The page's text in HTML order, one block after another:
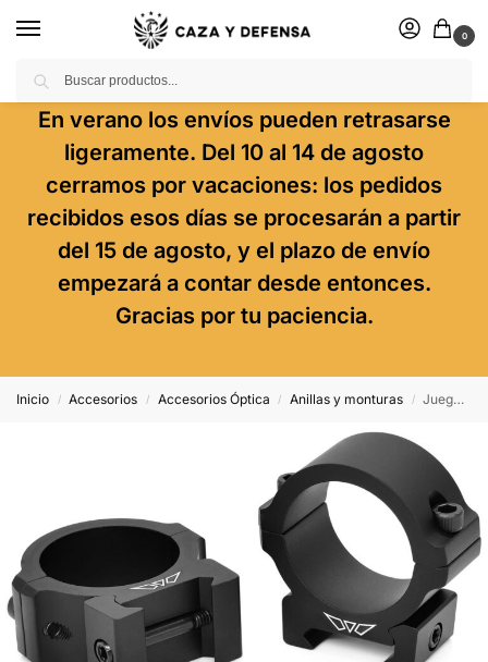
0
En verano los envíos pueden retrasarse
ligeramente. Del 10 al 14 de agosto
cerramos por vacaciones: los pedidos
recibidos esos días se procesarán a partir
del 15 de agosto, y el plazo de envío
empezará a contar desde entonces.
Gracias por tu paciencia.
Inicio / Accesorios / Accesorios Óptica / Anillas y monturas / Juego De Anillas Warne Vapor Horizontales 30mm. [Fijas] – Medianas